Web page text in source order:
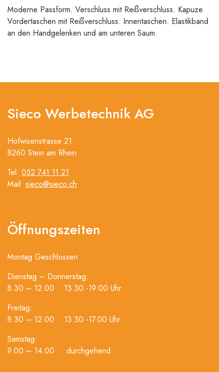
Moderne Passform. Verschluss mit Reißverschluss. Kapuze.
Vordertaschen mit Reißverschluss. Innentaschen. Elastikband
an den Handgelenken und am unteren Saum.
Sieco Werbetechnik AG
Hofwisenstrasse 21
8260 Stein am Rhein
Tel: 052 741 11 21
Mail: sieco@sieco.ch
Öffnungszeiten
Montag Geschlossen
Dienstag – Donnerstag:
8.30 – 12.00 13.30 -19.00 Uhr
Freitag:
8.30 – 12.00 13.30 -17.00 Uhr
Samstag:
9.00 – 14.00 durchgehend